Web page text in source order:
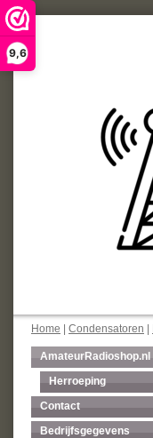
9,6
Home Condensatoren
AmateurRadioshop.nl
Herroeping
Contact
Bedrijfsgegevens